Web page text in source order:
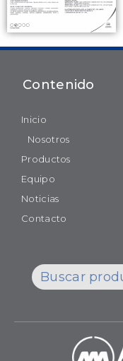
Contenido
Inicio
Nosotros
Productos
Equipo
Noticias
Contacto